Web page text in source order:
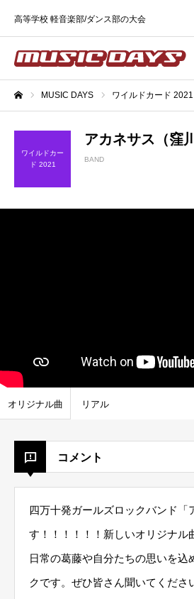
高等学校 軽音楽部/ダンス部の大会
MUSIC DAYS ワイルドカード 2021
ワイルドカー
ド 2021
アカネサス（窪
BAND
オリジナル曲 リアル
コメント
四万十発ガールズロックバンド「
す！！！！！！新しいオリジナル
日常の葛藤や自分たちの思いを込
クです。ぜひ皆さん聞いてくださ